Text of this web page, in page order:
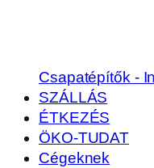
Csapatépítők -
SZÁLLÁS
ÉTKEZÉS
ÖKO-TUDAT
Cégeknek